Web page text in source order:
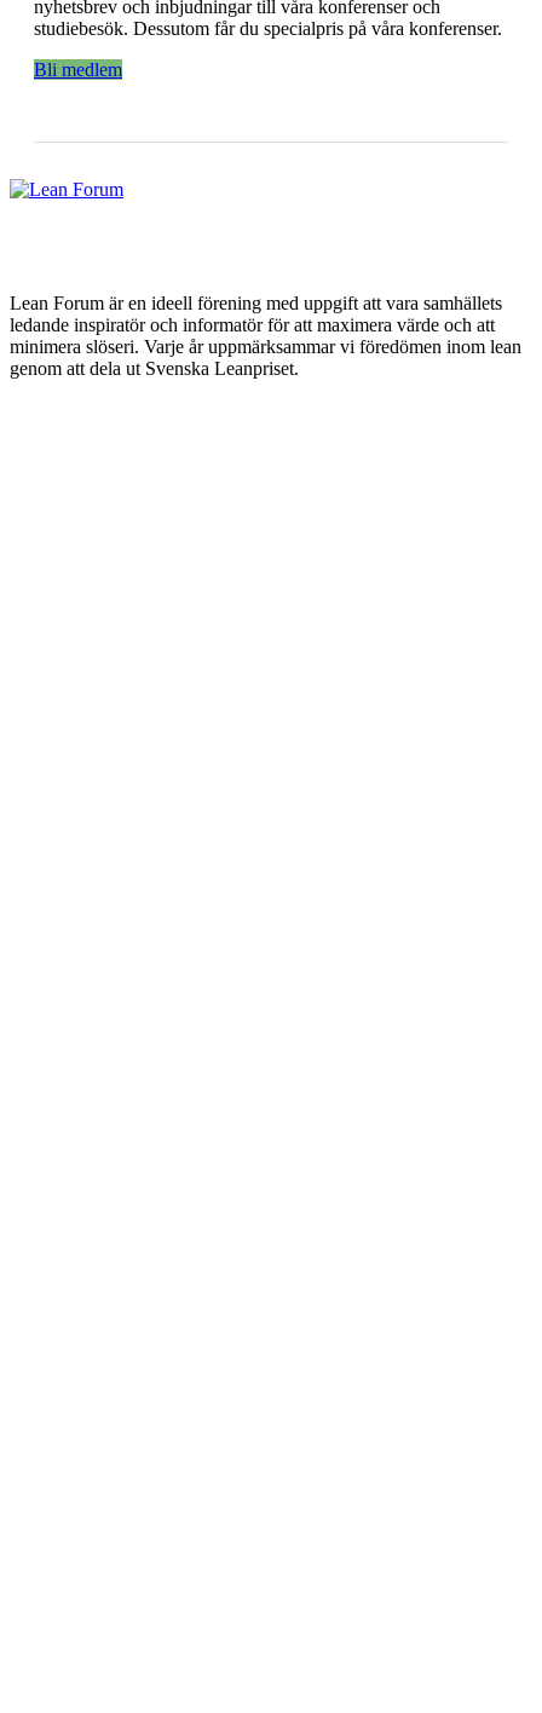
nyhetsbrev och inbjudningar till våra konferenser och
studiebesök. Dessutom får du specialpris på våra konferenser.
Bli medlem
Lean Forum är en ideell förening med uppgift att vara samhällets
ledande inspiratör och informatör för att maximera värde och att
minimera slöseri. Varje år uppmärksammar vi föredömen inom lean
genom att dela ut Svenska Leanpriset.